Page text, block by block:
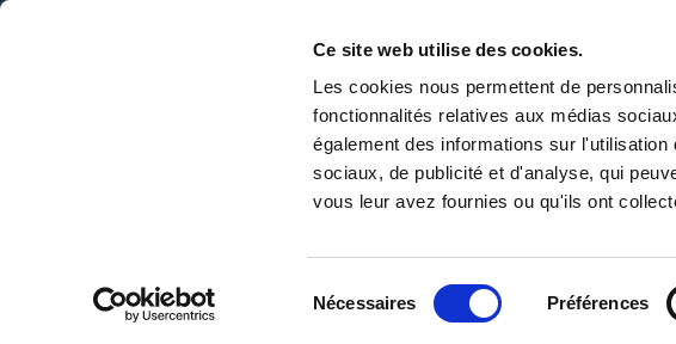
Ce site web utilise des cookies.
Les cookies nous permettent de
fonctionnalités relatives aux médias
également des informations sur
sociaux, de publicité et d'analyse, qui
vous leur avez fournies ou qu'ils ont
Nécessaires Préférences
DE LA PAGE BLANCHE... AU BEST SELLER
PUBLIER UN
/ Littérature / Poésies / Le Chant de la Futilité
LES LIVRES SONT